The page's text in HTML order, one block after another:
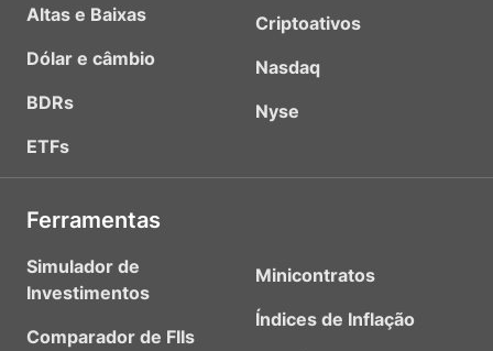
Altas e Baixas
Dólar e câmbio
BDRs
ETFs
Criptoativos
Nasdaq
Nyse
Ferramentas
Simulador de
Investimentos
Comparador de FIIs
Minicontratos
Índices de Inflação